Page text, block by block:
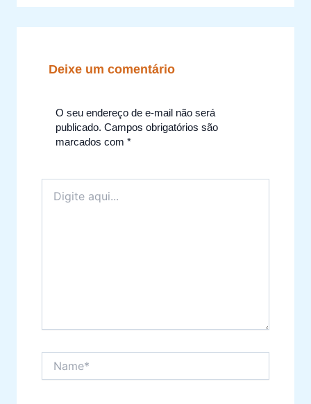
Deixe um comentário
O seu endereço de e-mail não será
publicado. Campos obrigatórios são
marcados com*
aqui...